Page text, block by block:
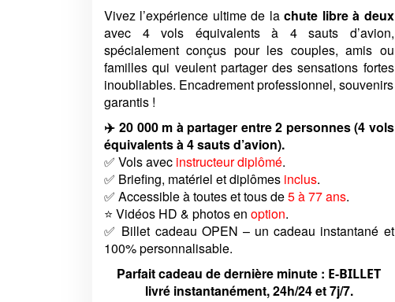
Vivez l’expérience ultime de lachute libre à deux
avec 4 vols équivalents à 4 sauts d’avion,
spécialement conçus pour les couples, amis ou
familles qui veulent partager des sensations fortes
inoubliables. Encadrement professionnel, souvenirs
garantis !
✈️ 20 000 m à partager entre 2 personnes (4 vols
équivalents à 4 sauts d’avion).
✅ Vols avec instructeur diplômé.
✅ Briefing, matériel et diplômes inclus.
✅ Accessible à toutes et tous de5 à 77 ans.
⭐ Vidéos HD & photos en option.
✅ Billet cadeau OPEN – un cadeau instantané et
100% personnalisable.
Parfait cadeau de dernière minute : E-BILLET
livré instantanément, 24h/24 et 7j/7.